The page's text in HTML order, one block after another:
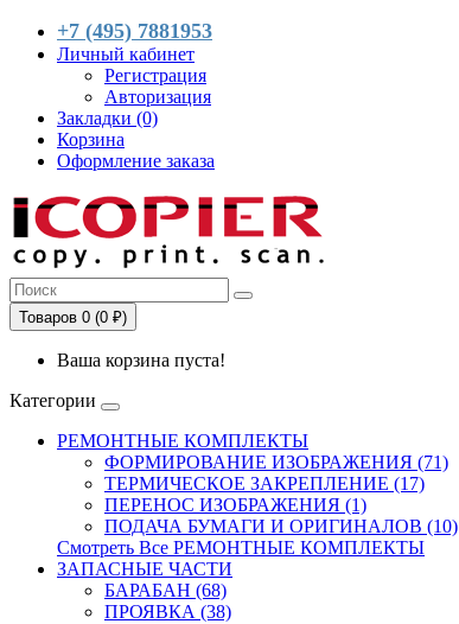
+7 (495) 7881953
Личный кабинет
Регистрация
Авторизация
Закладки (0)
Корзина
Оформление заказа
Товаров 0 (0 ₽)
Ваша корзина пуста!
Категории
РЕМОНТНЫЕ КОМПЛЕКТЫ
ФОРМИРОВАНИЕ ИЗОБРАЖЕНИЯ (71)
ТЕРМИЧЕСКОЕ ЗАКРЕПЛЕНИЕ (17)
ПЕРЕНОС ИЗОБРАЖЕНИЯ (1)
ПОДАЧА БУМАГИ И ОРИГИНАЛОВ (10)
Смотреть Все РЕМОНТНЫЕ КОМПЛЕКТЫ
ЗАПАСНЫЕ ЧАСТИ
БАРАБАН (68)
ПРОЯВКА (38)